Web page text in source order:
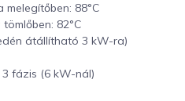
melegítőben: 88°C
82°C
átállítható 3 kW-ra)
3 fázis (6 kW-nál)